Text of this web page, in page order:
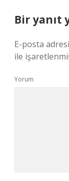
Bir yanıt
E-posta
ile
Yorum